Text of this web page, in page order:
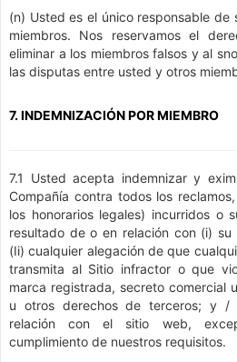
(n) Usted es el único responsable de
miembros. Nos reservamos el
eliminar a los miembros falsos y al
las disputas entre usted y otros
7. INDEMNIZACIÓN POR MIEMBRO
7.1 Usted acepta indemnizar y
Compañía contra todos los
los honorarios legales) incurridos o
resultado de o en relación con (i)
(Ii) cualquier alegación de que
transmita al Sitio infractor o que
marca registrada, secreto comercial
u otros derechos de terceros; y /
relación con el sitio web,
cumplimiento de nuestros requisitos.